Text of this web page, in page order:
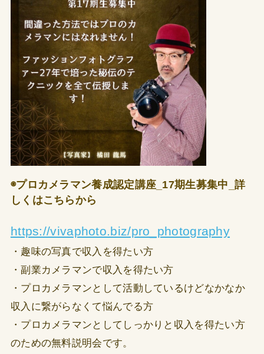
◉プロカメラマン養成認定講座_17期生募集中_詳
しくはこちらから
https://vivaphoto.biz/pro_photography
・趣味の写真で収入を得たい方
・副業カメラマンで収入を得たい方
・プロカメラマンとして活動しているけどなかなか
収入に繋がらなくて悩んでる方
・プロカメラマンとしてしっかりと収入を得たい方
のための無料説明会です。